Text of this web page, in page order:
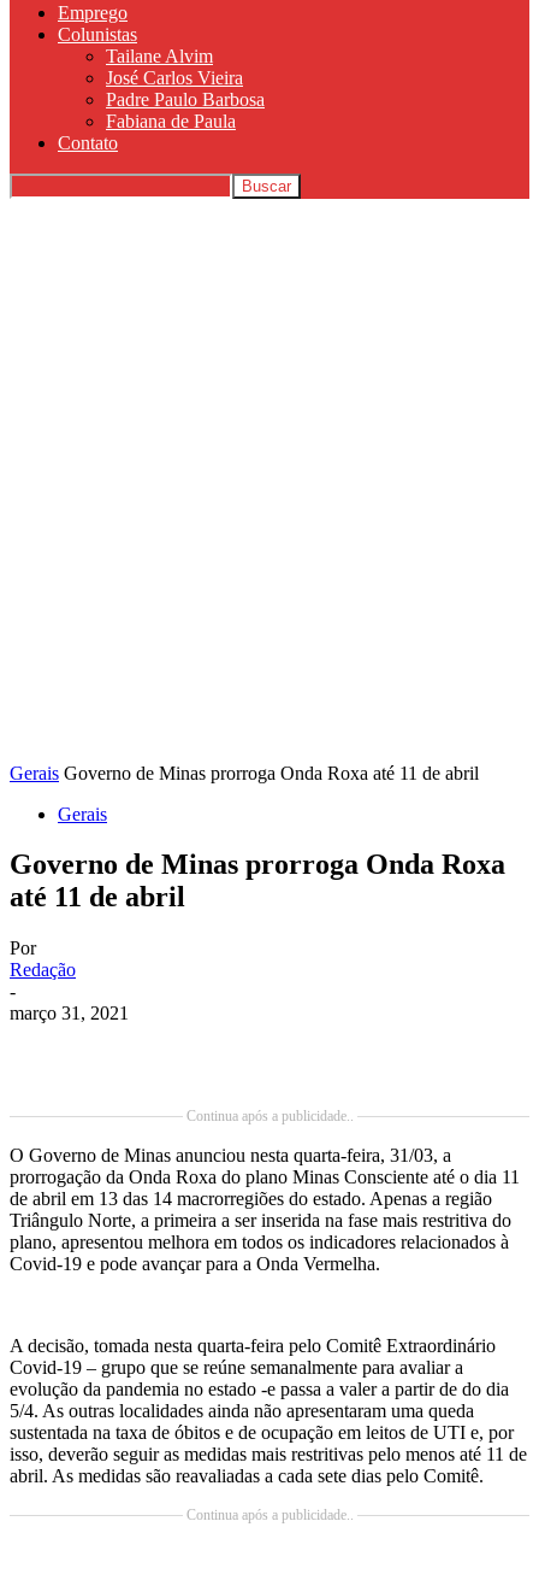
Emprego
Colunistas
Tailane Alvim
José Carlos Vieira
Padre Paulo Barbosa
Fabiana de Paula
Contato
Gerais Governo de Minas prorroga Onda Roxa até 11 de abril
Gerais
Governo de Minas prorroga Onda Roxa
até 11 de abril
Por
Redação
-
março 31, 2021
Continua após a publicidade..
O Governo de Minas anunciou nesta quarta-feira, 31/03, a
prorrogação da Onda Roxa do plano Minas Consciente até o dia 11
de abril em 13 das 14 macrorregiões do estado. Apenas a região
Triângulo Norte, a primeira a ser inserida na fase mais restritiva do
plano, apresentou melhora em todos os indicadores relacionados à
Covid-19 e pode avançar para a Onda Vermelha.
A decisão, tomada nesta quarta-feira pelo Comitê Extraordinário
Covid-19 – grupo que se reúne semanalmente para avaliar a
evolução da pandemia no estado -e passa a valer a partir de do dia
5/4. As outras localidades ainda não apresentaram uma queda
sustentada na taxa de óbitos e de ocupação em leitos de UTI e, por
isso, deverão seguir as medidas mais restritivas pelo menos até 11 de
abril. As medidas são reavaliadas a cada sete dias pelo Comitê.
Continua após a publicidade..